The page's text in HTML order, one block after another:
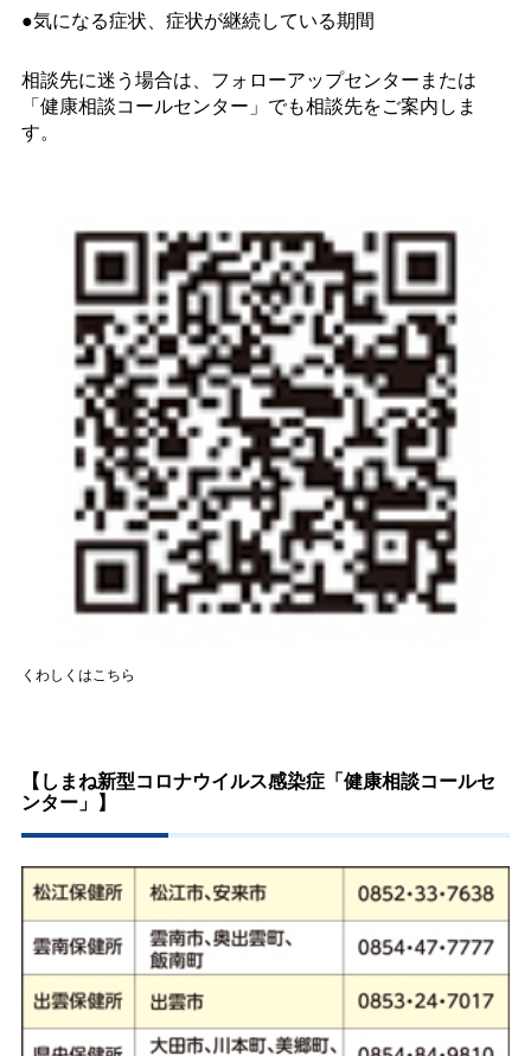
●気になる症状、症状が継続している期間
相談先に迷う場合は、フォローアップセンターまたは
「健康相談コールセンター」でも相談先をご案内しま
す。
くわしくはこちら
【しまね新型コロナウイルス感染症「健康相談コールセ
ンター」】